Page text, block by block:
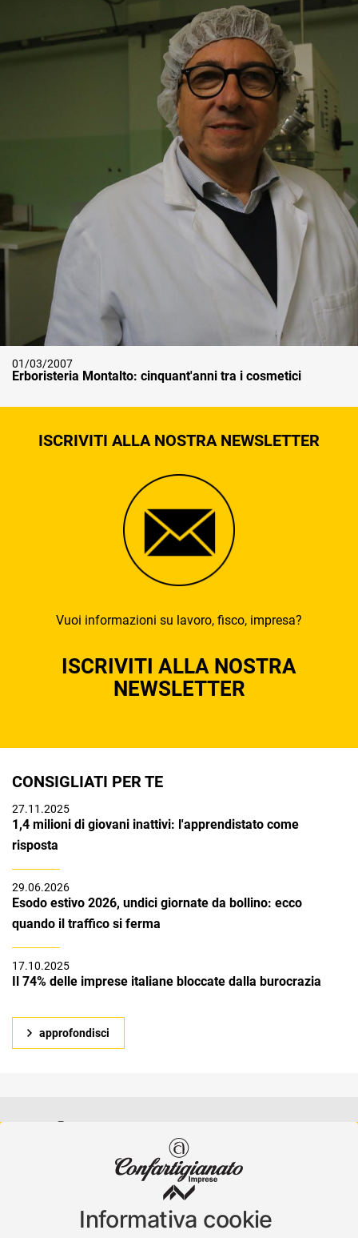
01/03/2007
Erboristeria Montalto: cinquant'anni tra i cosmetici
ISCRIVITI ALLA NOSTRA NEWSLETTER
Vuoi informazioni su lavoro, fisco, impresa?
ISCRIVITI ALLA NOSTRA
NEWSLETTER
CONSIGLIATI PER TE
27.11.2025
1,4 milioni di giovani inattivi: l'apprendistato come
risposta
29.06.2026
Esodo estivo 2026, undici giornate da bollino: ecco
quando il traffico si ferma
17.10.2025
Il 74% delle imprese italiane bloccate dalla burocrazia
approfondisci
Confartigianato Imprese Varese
0332 256111-Fax. 0332 256200
artser@artser.itInformativa cookie